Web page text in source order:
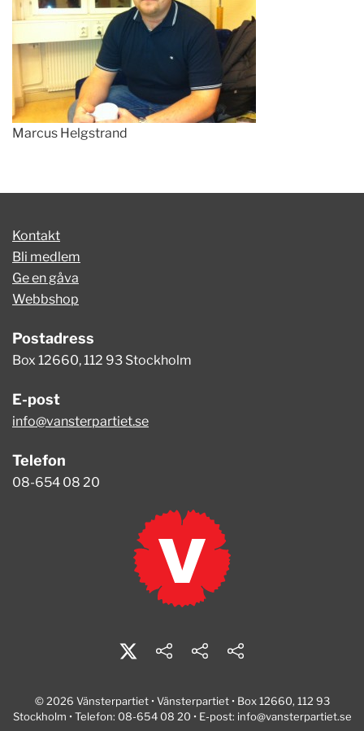
Marcus Helgstrand
Kontakt
Bli medlem
Ge en gåva
Webbshop
Postadress
Box 12660, 112 93 Stockholm
E-post
info@vansterpartiet.se
Telefon
08-654 08 20
© 2026 Vänsterpartiet • Vänsterpartiet • Box 12660, 112 93
Stockholm • Telefon: 08-654 08 20 • E-post: info@vansterpartiet.se